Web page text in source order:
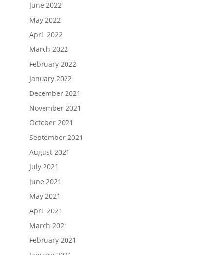
June 2022
May 2022
April 2022
March 2022
February 2022
January 2022
December 2021
November 2021
October 2021
September 2021
August 2021
July 2021
June 2021
May 2021
April 2021
March 2021
February 2021